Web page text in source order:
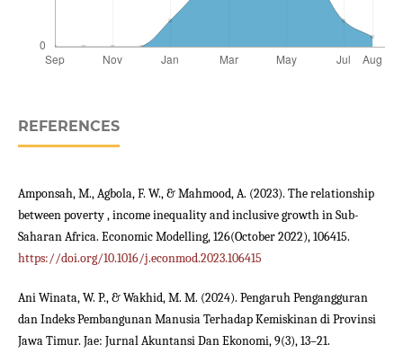
REFERENCES
Amponsah, M., Agbola, F. W., & Mahmood, A. (2023). The relationship
between poverty , income inequality and inclusive growth in Sub-
Saharan Africa. Economic Modelling, 126(October 2022), 106415.
https://doi.org/10.1016/j.econmod.2023.106415
Ani Winata, W. P., & Wakhid, M. M. (2024). Pengaruh Pengangguran
dan Indeks Pembangunan Manusia Terhadap Kemiskinan di Provinsi
Jawa Timur. Jae: Jurnal Akuntansi Dan Ekonomi, 9(3), 13–21.